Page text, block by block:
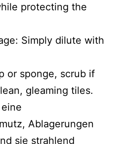
protecting the
Simply dilute with
or sponge, scrub if
gleaming tiles.
Ablagerungen
sie strahlend